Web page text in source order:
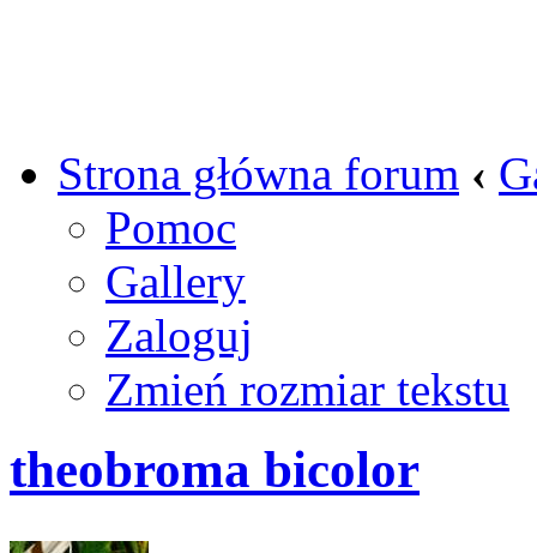
Strona główna forum ‹
Pomoc
Gallery
Zaloguj
Zmień rozmiar tekstu
theobroma bicolor